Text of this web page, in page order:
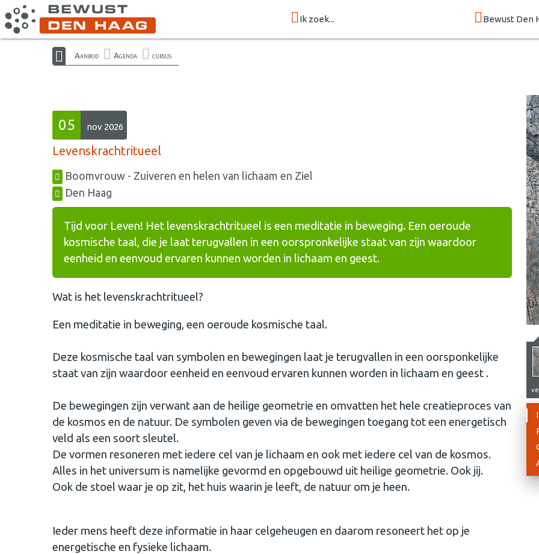
Ik zoek... Bewust Den
Aanbod Agenda cursus
05 nov 2026
Levenskrachtritueel
Boomvrouw - Zuiveren en helen van lichaam en Ziel
Den Haag
Tijd voor Leven! Het levenskrachtritueel is een meditatie in beweging. Een oeroude
kosmische taal, die je laat terugvallen in een oorspronkelijke staat van zijn waardoor
eenheid en eenvoud ervaren kunnen worden in lichaam en geest.
Wat is het levenskrachtritueel?
Een meditatie in beweging, een oeroude kosmische taal.
Deze kosmische taal van symbolen en bewegingen laat je terugvallen in een oorsponkelijke
staat van zijn waardoor eenheid en eenvoud ervaren kunnen worden in lichaam en geest .
De bewegingen zijn verwant aan de heilige geometrie en omvatten het hele creatieproces van
de kosmos en de natuur. De symbolen geven via de bewegingen toegang tot een energetisch
veld als een soort sleutel.
De vormen resoneren met iedere cel van je lichaam en ook met iedere cel van de kosmos.
Alles in het universum is namelijke gevormd en opgebouwd uit heilige geometrie. Ook jij.
Ook de stoel waar je op zit, het huis waarin je leeft, de natuur om je heen.
Ieder mens heeft deze informatie in haar celgeheugen en daarom resoneert het op je
energetische en fysieke lichaam.